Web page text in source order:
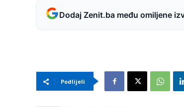
Dodaj Zenit.ba među omiljene
Podlijeli